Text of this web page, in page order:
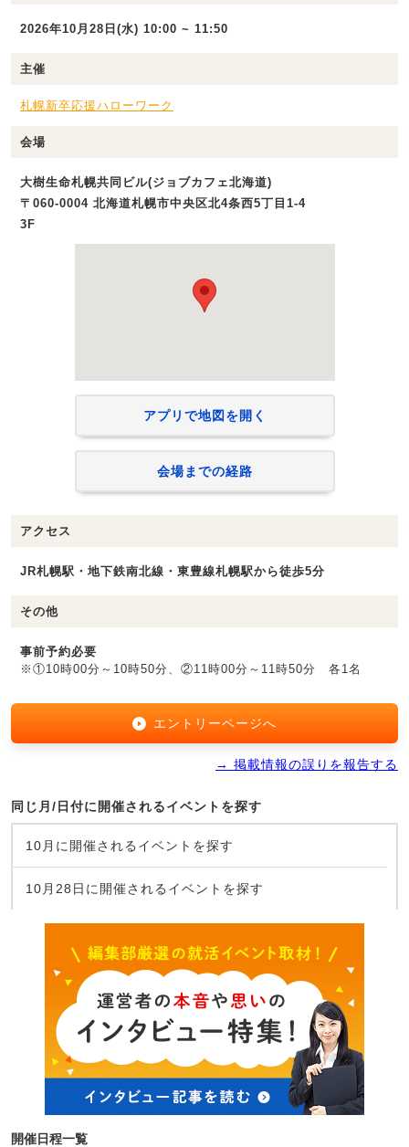
2026年10月28日(水) 10:00 ~ 11:50
主催
札幌新卒応援ハローワーク
会場
大樹生命札幌共同ビル(ジョブカフェ北海道)
〒060-0004 北海道札幌市中央区北4条西5丁目1-4
3F
アプリで地図を開く
会場までの経路
アクセス
JR札幌駅・地下鉄南北線・東豊線札幌駅から徒歩5分
その他
事前予約必要
※①10時00分～10時50分、②11時00分～11時50分 各1名
エントリーページへ
→ 掲載情報の誤りを報告する
同じ月/日付に開催されるイベントを探す
10月に開催されるイベントを探す
10月28日に開催されるイベントを探す
開催日程一覧